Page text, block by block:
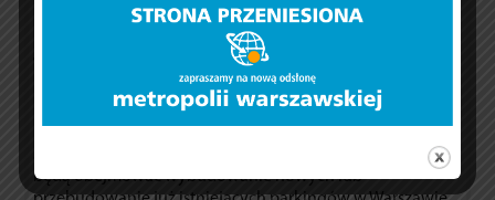
inwestycji było skoordynowanie ich z transportem
W efekcie współpracy Samorządu Województwa
Mazowieckiego, miasta stołecznego Warszawy oraz
podwarszawskich gmin wybrano do realizacji 13
będą obejmować wybudowanie nowych lub